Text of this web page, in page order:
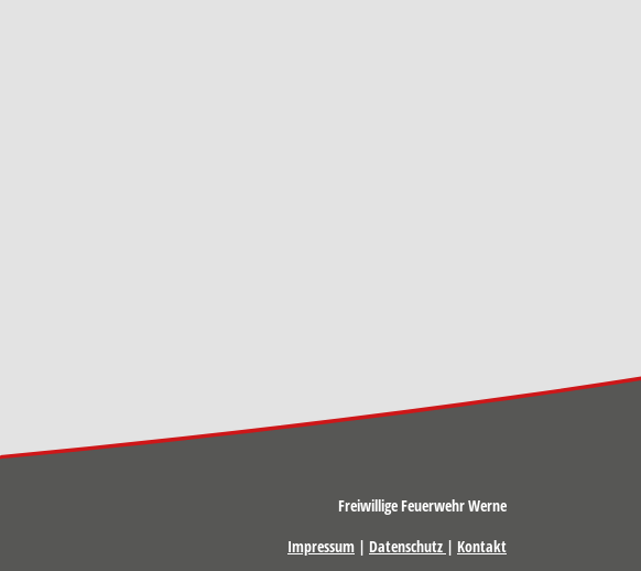
Freiwillige Feuerwehr Werne
Impressum | Datenschutz | Kontakt